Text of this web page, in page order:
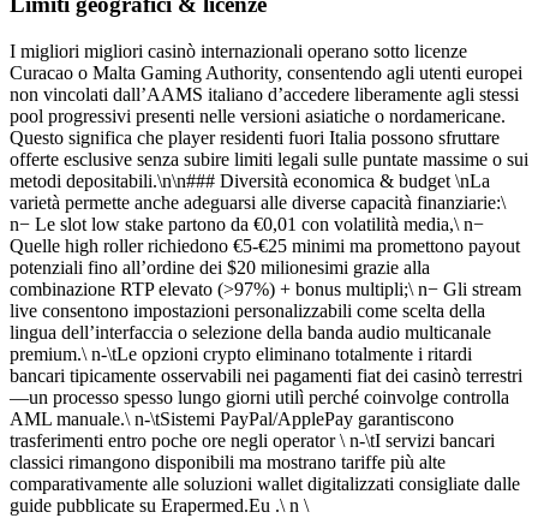
I migliori migliori casinò internazionali operano sotto licenze
Curacao o Malta Gaming Authority, consentendo agli utenti europei
non vincolati dall’AAMS italiano d’accedere liberamente agli stessi
pool progressivi presenti nelle versioni asiatiche o nordamericane.
Questo significa che player residenti fuori Italia possono sfruttare
offerte esclusive senza subire limiti legali sulle puntate massime o sui
metodi depositabili.\n\n### Diversità economica & budget \nLa
varietà permette anche adeguarsi alle diverse capacità finanziarie:\
n− Le slot low stake partono da €0,01 con volatilità media,\ n−
Quelle high roller richiedono €5‑€25 minimi ma promettono payout
potenziali fino all’ordine dei $20 milionesimi grazie alla
combinazione RTP elevato (>97%) + bonus multipli;\ n− Gli stream
live consentono impostazioni personalizzabili come scelta della
lingua dell’interfaccia o selezione della banda audio multicanale
premium.\ n-\tLe opzioni crypto eliminano totalmente i ritardi
bancari tipicamente osservabili nei pagamenti fiat dei casinò terrestri
—un processo spesso lungo giorni utilì perché coinvolge controlla
AML manuale.\ n-\tSistemi PayPal/ApplePay garantiscono
trasferimenti entro poche ore negli operator​ \ n-\tI servizi bancari
classici rimangono disponibili ma mostrano tariffe più alte
comparativamente alle soluzioni wallet digitalizzati consigliate dalle
guide pubblicate su Erapermed.Eu .\ n \